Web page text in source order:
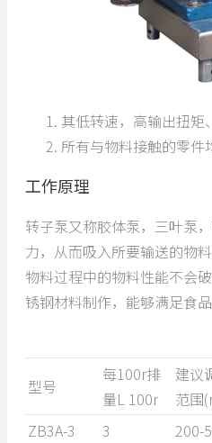
其低转速，高输出扭矩
所有与物料接触的零
工作原理
转子泵又称胶体泵，三叶泵
力，从而吸入所要输送的物
物料过程中的物料性能不会
锈钢材料制作，能够满足食
型号
每100r排
量L 100r
建议
范围
ZB3A-3
3 200-